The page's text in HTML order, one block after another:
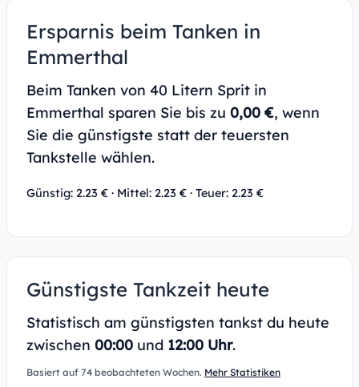
Ersparnis beim Tanken in
Emmerthal
Beim Tanken von 40 Litern Sprit in
Emmerthal sparen Sie bis zu 0,00 €, wenn
Sie die günstigste statt der teuersten
Tankstelle wählen.
Günstig: 2.23 € · Mittel: 2.23 € · Teuer: 2.23 €
Günstigste Tankzeit heute
Statistisch am günstigsten tankst du heute
zwischen 00:00 und 12:00 Uhr.
Basiert auf 74 beobachteten Wochen. Mehr Statistiken